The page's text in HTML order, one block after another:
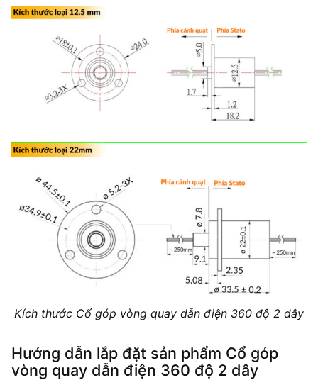
Kích thước Cổ góp vòng quay dẫn điện 360 độ 2 dây
Hướng dẫn lắp đặt sản phẩm Cổ góp
vòng quay dẫn điện 360 độ 2 dây